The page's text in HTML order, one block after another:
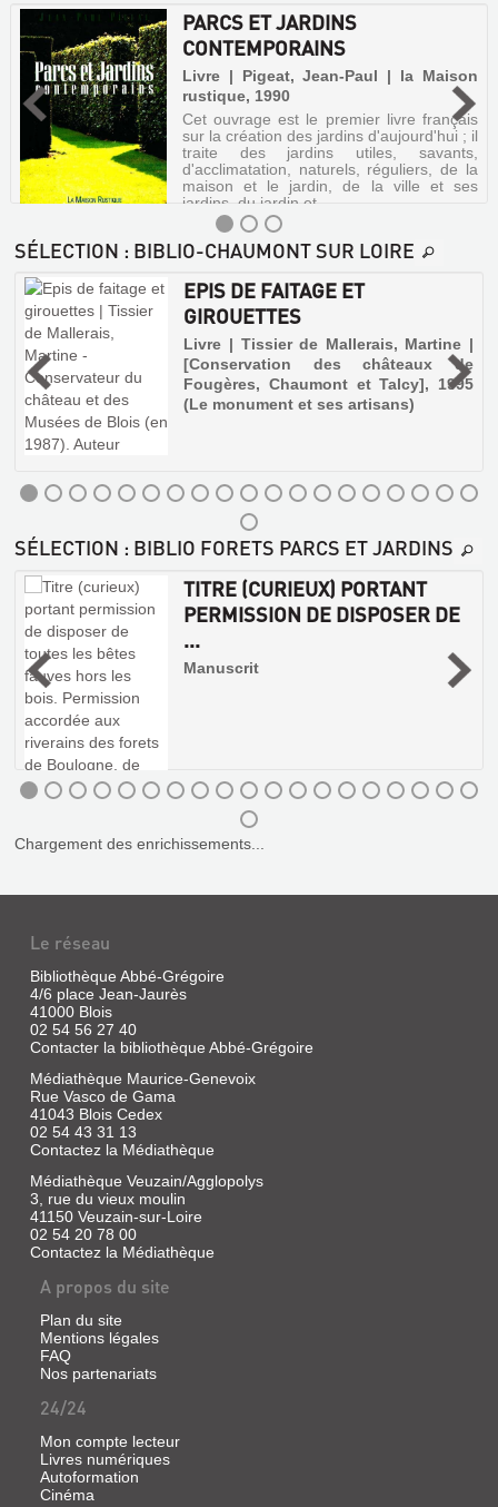
PARCS ET JARDINS
CONTEMPORAINS
Livre | Pigeat, Jean-Paul | la Maison
rustique, 1990
Cet ouvrage est le premier livre français
sur la création des jardins d'aujourd'hui ; il
traite des jardins utiles, savants,
d'acclimatation, naturels, réguliers, de la
maison et le jardin, de la ville et ses
jardins, du jardin et...
PARCS
ET
JARDINS
CONTEMPORAINS
Livre
|
Pigeat,
Paul
|
Maison
1990
Cet
ouvrage
est
le
premier
livre
français
sur
la
création
des
jardins
il
traite
jardins
d'acclimatation,
réguliers,
de
la
maison
et
le
jardin,
de
la
ville
et
ses
jardins,
du
jardin
et...
LES
JARDINS
SÉLECTION : BIBLIO-CHAUMONT SUR LOIRE
EPIS DE FAITAGE ET
GIROUETTES
Livre | Tissier de Mallerais, Martine |
[Conservation des châteaux de
Fougères, Chaumont et Talcy], 1995
(Le monument et ses artisans)
EPIS
DE
FAITAGE
ET
GIROUETTES
Livre
|
Tissier
Mallerais,
Martine
|
[Conservation
châteaux
de
Fougères,
Chaumont
et
1995
monument
et
ses
SÉLECTION : BIBLIO FORETS PARCS ET JARDINS
TITRE (CURIEUX) PORTANT
PERMISSION DE DISPOSER DE
...
Manuscrit
Chargement des enrichissements...
Le réseau
Bibliothèque Abbé-Grégoire
4/6 place Jean-Jaurès
41000 Blois
02 54 56 27 40
Contacter la bibliothèque Abbé-Grégoire
Médiathèque Maurice-Genevoix
Rue Vasco de Gama
41043 Blois Cedex
02 54 43 31 13
Contactez la Médiathèque
Médiathèque Veuzain/Agglopolys
3, rue du vieux moulin
41150 Veuzain-sur-Loire
02 54 20 78 00
Contactez la Médiathèque
A propos du site
Plan du site
Mentions légales
FAQ
Nos partenariats
24/24
Mon compte lecteur
Livres numériques
Autoformation
Cinéma